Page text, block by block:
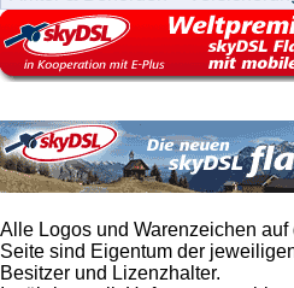
Alle Logos und Warenzeichen auf
Seite sind Eigentum der
Besitzer und Lizenzhalter.